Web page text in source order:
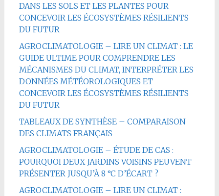
DANS LES SOLS ET LES PLANTES POUR
CONCEVOIR LES ÉCOSYSTÈMES RÉSILIENTS
DU FUTUR
AGROCLIMATOLOGIE – LIRE UN CLIMAT : LE
GUIDE ULTIME POUR COMPRENDRE LES
MÉCANISMES DU CLIMAT, INTERPRÉTER LES
DONNÉES MÉTÉOROLOGIQUES ET
CONCEVOIR LES ÉCOSYSTÈMES RÉSILIENTS
DU FUTUR
TABLEAUX DE SYNTHÈSE – COMPARAISON
DES CLIMATS FRANÇAIS
AGROCLIMATOLOGIE – ÉTUDE DE CAS :
POURQUOI DEUX JARDINS VOISINS PEUVENT
PRÉSENTER JUSQU’À 8 °C D’ÉCART ?
AGROCLIMATOLOGIE – LIRE UN CLIMAT :